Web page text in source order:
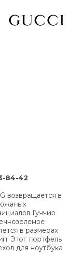
84-42
возвращается в
Гуччио
в размерах
Этот портфель
для ноутбука